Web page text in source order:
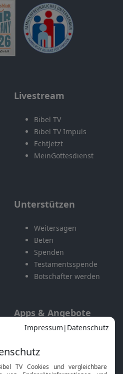
Livestream
Bibel TV
Bibel TV Impuls
EchtJetzt
MeinGottesdienst
Unterstützen
Weitersagen
Beten
Spenden
Testamentsspende
Botschafter werden
Apps & Angebote
Mobile App